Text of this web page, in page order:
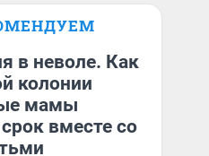
в неволе. Как
колонии
мамы
вместе со